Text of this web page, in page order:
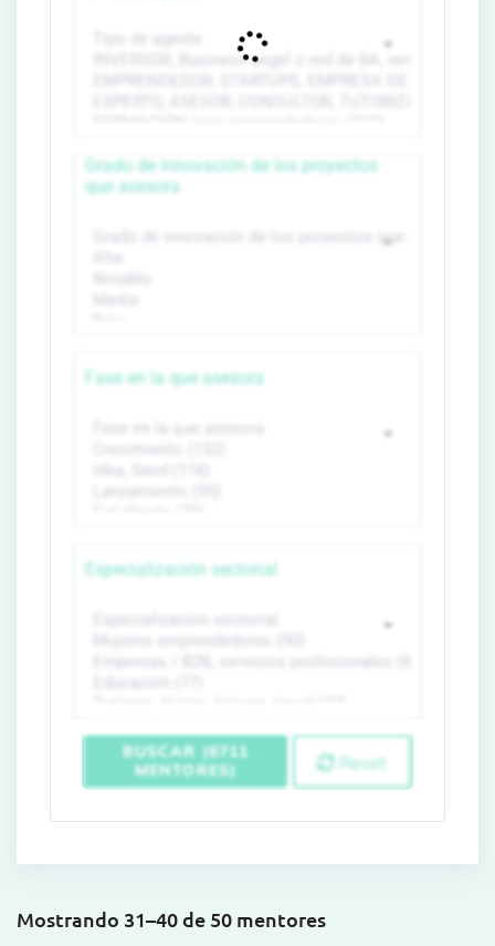
Grado de innovación de los proyectos
que asesora
Fase en la que asesora
Especialización sectorial
BUSCAR (6711
MENTORES)
Reset
Mostrando 31–40 de 50 mentores